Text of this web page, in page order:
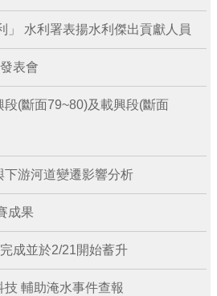
」 水利署表揚水利傑出貢獻人員
表會
段(斷面79~80)及載興段(斷面
下游河道變遷影響分析
成果
成並於2/21開始蓄升
輔助淹水事件查報